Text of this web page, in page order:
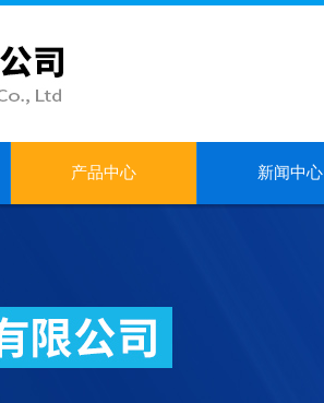
产品中心 新闻中心